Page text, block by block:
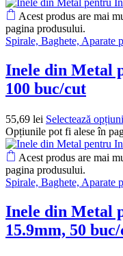
Acest produs are mai
pagina produsului.
Spirale, Baghete, Aparate
Inele din Metal
100 buc/cut
55,69 lei Selectează
Opțiunile pot fi alese în
Acest produs are mai
pagina produsului.
Spirale, Baghete, Aparate
Inele din Metal
15.9mm, 50